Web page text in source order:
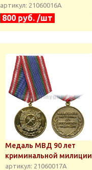
артикул: 21060016А
800 руб. /шт
Медаль МВД 90 лет
криминальной милиции
артикул: 21060017А